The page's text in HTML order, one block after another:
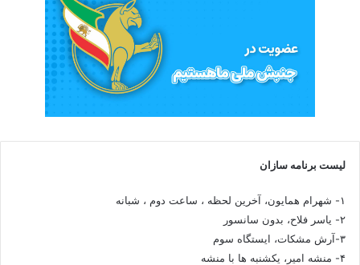
لیست برنامه سازان
۱- شهرام همایون، آخرین لحظه ، ساعت دوم ، شبانه
۲- یاسر فلاح، بدون سانسور
۳-آرش مشکات، ایستگاه سوم
۴- منشه امیر، یکشنبه ها با منشه